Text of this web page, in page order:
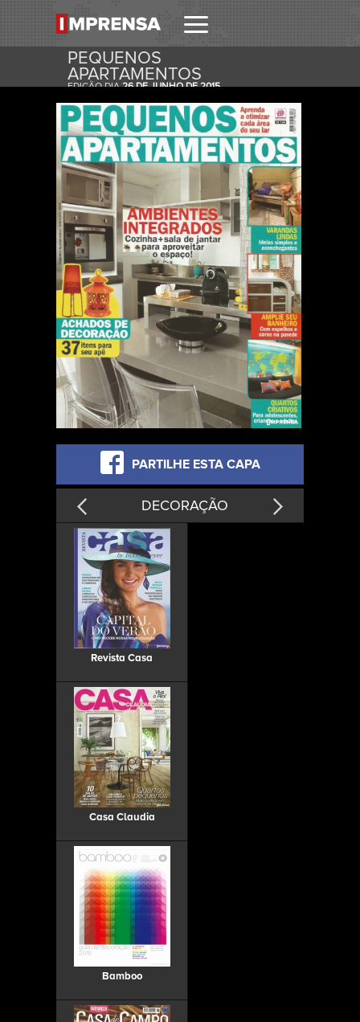
PEQUENOS
APARTAMENTOS
EDIÇÃO DIA26 DE JUNHO DE 2015
RECEBER
RECEBA ESTA E OUTRAS CAPAS NO SEU EMAIL
DIARIAMENTE.
PARTILHE ESTA CAPA
DECORAÇÃO
Revista Casa
Casa Claudia
Bamboo